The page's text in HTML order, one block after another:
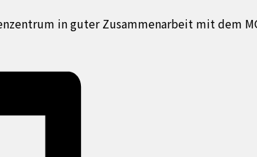
in guter Zusammenarbeit mit dem